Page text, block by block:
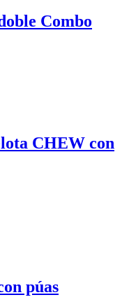
Combo
CHEW con
púas